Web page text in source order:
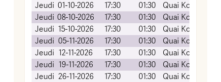
Jeudi 01-10-2026 17:30 01:30
Quai Koch
Jeudi 08-10-2026 17:30 01:30
Quai Koch
Jeudi 15-10-2026 17:30 01:30
Quai Koch
Jeudi 05-11-2026 17:30 01:30
Quai Koch
Jeudi 12-11-2026 17:30 01:30
Quai Koch
Jeudi 19-11-2026 17:30 01:30
Quai Koch
Jeudi 26-11-2026 17:30 01:30
Quai Koch